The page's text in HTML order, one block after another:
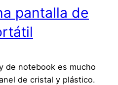
pantalla de
de notebook es mucho
de cristal y plástico.